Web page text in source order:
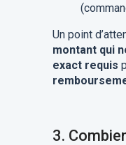
Un point
montant qui
exact requis
3.